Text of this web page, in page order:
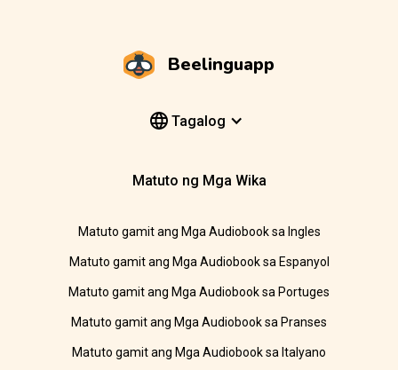
Beelinguapp
Tagalog
Matuto ng Mga Wika
Matuto gamit ang Mga Audiobook sa Ingles
Matuto gamit ang Mga Audiobook sa Espanyol
Matuto gamit ang Mga Audiobook sa Portuges
Matuto gamit ang Mga Audiobook sa Pranses
Matuto gamit ang Mga Audiobook sa Italyano